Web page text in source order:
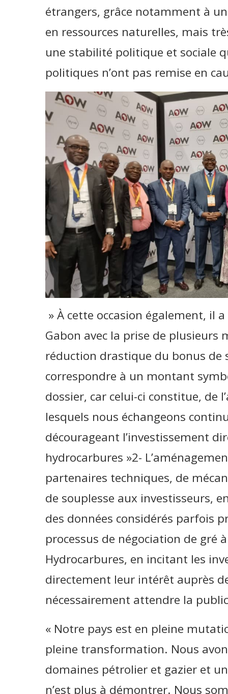
étrangers, grâce notamment à
en ressources naturelles, mais
une stabilité politique et sociale
politiques n’ont pas remise en
» À cette occasion également, il
Gabon avec la prise de plusieurs
réduction drastique du bonus
correspondre à un montant
dossier, car celui-ci constitue, de
lesquels nous échangeons
décourageant l’investissement
hydrocarbures »2-
partenaires techniques, de
de souplesse aux investisseurs,
des données considérés parfois
processus de négociation de gré
Hydrocarbures, en incitant les
directement leur intérêt auprès
nécessairement attendre la
« Notre pays est en pleine
pleine transformation. Nous
domaines pétrolier et gazier et
n’est plus à démontrer. Nous